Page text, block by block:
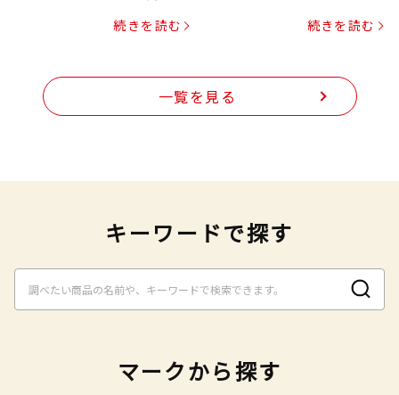
続きを読む 続きを読む
一覧を見る
キーワードで探す
マークから探す